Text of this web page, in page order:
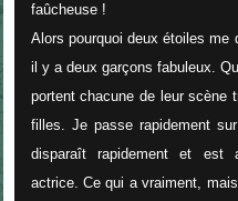
faûcheuse !
Alors pourquoi deux étoiles
il y a deux garçons fabuleux.
portent chacune de leur
filles. Je passe rapidement
disparaît rapidement et est
actrice. Ce qui a vraiment,